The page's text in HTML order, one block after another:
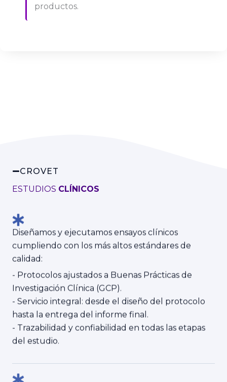
productos.
CROVET
ESTUDIOS CLÍNICOS
Diseñamos y ejecutamos ensayos clínicos
cumpliendo con los más altos estándares de
calidad:
- Protocolos ajustados a Buenas Prácticas de
Investigación Clínica (GCP).
- Servicio integral: desde el diseño del protocolo
hasta la entrega del informe final.
- Trazabilidad y confiabilidad en todas las etapas
del estudio.